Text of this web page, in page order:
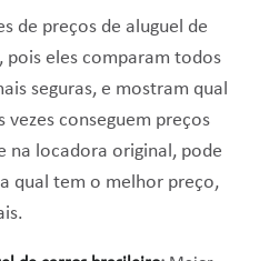
de preços de aluguel de
pois eles comparam todos
seguras, e mostram qual
conseguem preços
na locadora original, pode
qual tem o melhor preço,